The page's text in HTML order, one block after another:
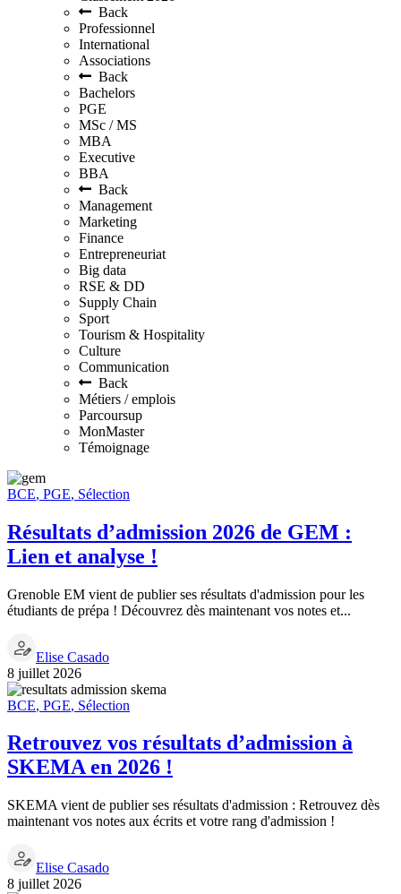
Back
Professionnel
International
Associations
Back
Bachelors
PGE
MSc / MS
MBA
Executive
BBA
Back
Management
Marketing
Finance
Entrepreneuriat
Big data
RSE & DD
Supply Chain
Sport
Tourism & Hospitality
Culture
Communication
Back
Métiers / emplois
Parcoursup
MonMaster
Témoignage
BCE, PGE, Sélection
Résultats d’admission 2026 de GEM :
Lien et analyse !
Grenoble EM vient de publier ses résultats d'admission pour les
étudiants de prépa ! Découvrez dès maintenant vos notes et...
Elise Casado
8 juillet 2026
BCE, PGE, Sélection
Retrouvez vos résultats d’admission à
SKEMA en 2026 !
SKEMA vient de publier ses résultats d'admission : Retrouvez dès
maintenant vos notes aux écrits et votre rang d'admission !
Elise Casado
8 juillet 2026